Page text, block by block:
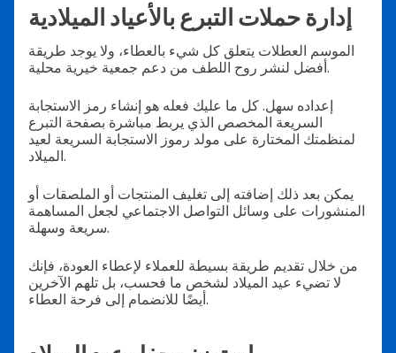
إدارة حملات التبرع بالأعياد الميلادية
الموسم العطلات يتعلق كل شيء بالعطاء، ولا يوجد طريقة
أفضل لنشر روح اللطف من دعم جمعية خيرية محلية.
إعداده سهل. كل ما عليك فعله هو إنشاء رمز الاستجابة
السريعة المخصص الذي يربط مباشرة بصفحة التبرع
لمنظمتك المختارة على مولد رموز الاستجابة السريعة لعيد
الميلاد.
يمكن بعد ذلك إضافته إلى تغليف المنتجات أو الملصقات أو
المنشورات على وسائل التواصل الاجتماعي لجعل المساهمة
سريعة وسهلة.
من خلال تقديم طريقة بسيطة للعملاء لإعطاء العودة، فإنك
لا تضيء عيد الميلاد لشخص ما فحسب، بل تلهم الآخرين
أيضًا للانضمام إلى فرحة العطاء.